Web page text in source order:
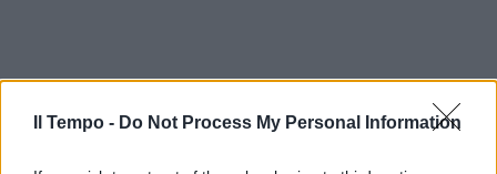
Il Tempo - Do Not Process My Personal Information